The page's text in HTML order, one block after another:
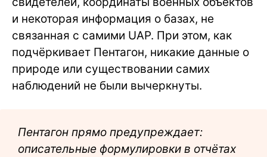
и некоторая информация о базах, не
связанная с самими UAP. При этом, как
подчёркивает Пентагон, никакие данные о
природе или существовании самих
наблюдений не были вычеркнуты.
Пентагон прямо предупреждает:
описательные формулировки в отчётах